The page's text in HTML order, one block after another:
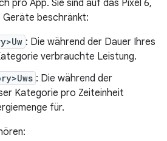
pro App. Sie sind auf das Pixel 6,
Geräte beschränkt:
: Die während der Dauer Ihres
verbrauchte Leistung.
: Die während der
Kategorie pro Zeiteinheit
für.